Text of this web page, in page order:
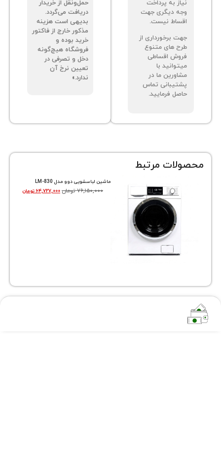
به پرداخت
دیگری جهت
برخورداری از
های متنوع
تماس
حمل‌ونقل از خریدار
دریافت می‌گردد.
بدیهی است هزینه
مذکور خارج از فاکتور
فروشگاه هیچ‌گونه
دخل و تصرفی در
مرتبط
ماشین لباسشویی دوو مدل LM-830
تومان ۶۴,۷۲۷,۰۰۰ تومان